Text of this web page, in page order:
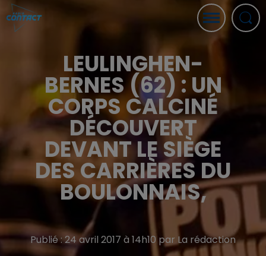
LEULINGHEN-
BERNES (62) : UN
CORPS CALCINÉ
DÉCOUVERT
DEVANT LE SIÈGE
DES CARRIÈRES DU
BOULONNAIS,
Publié : 24 avril 2017 à 14h10 par La rédaction